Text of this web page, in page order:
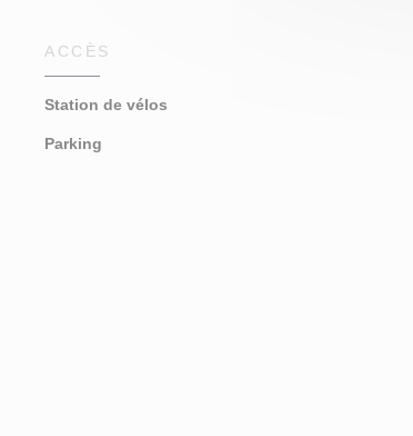
ACCÈS
Station de vélos
Parking